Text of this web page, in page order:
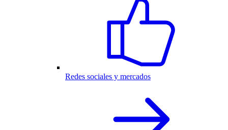
Redes sociales y mercados